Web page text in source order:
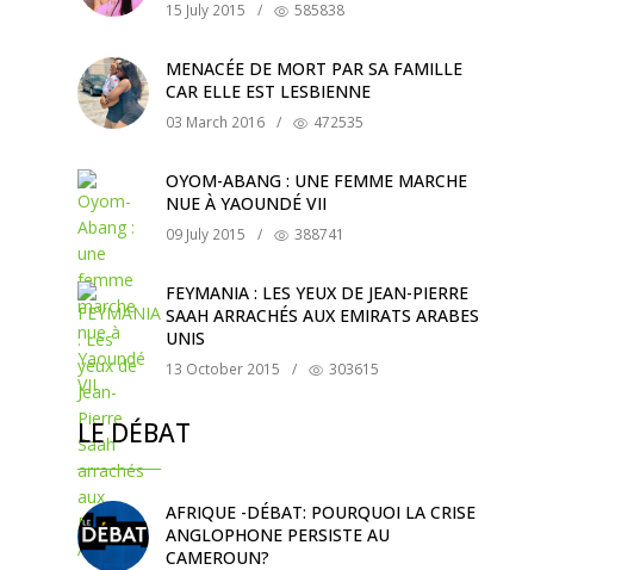
15 July 2015 / 585838
MENACÉE DE MORT PAR SA FAMILLE
CAR ELLE EST LESBIENNE
03 March 2016 / 472535
OYOM-ABANG : UNE FEMME MARCHE
NUE À YAOUNDÉ VII
09 July 2015 / 388741
FEYMANIA : LES YEUX DE JEAN-PIERRE
SAAH ARRACHÉS AUX EMIRATS ARABES
UNIS
13 October 2015 / 303615
LE DÉBAT
AFRIQUE -DÉBAT: POURQUOI LA CRISE
ANGLOPHONE PERSISTE AU
CAMEROUN?